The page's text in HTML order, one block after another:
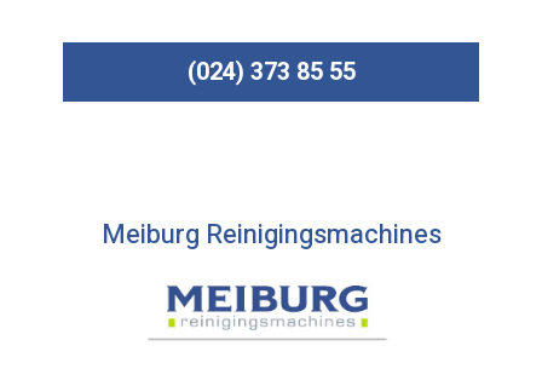
(024) 373 85 55
Meiburg Reinigingsmachines